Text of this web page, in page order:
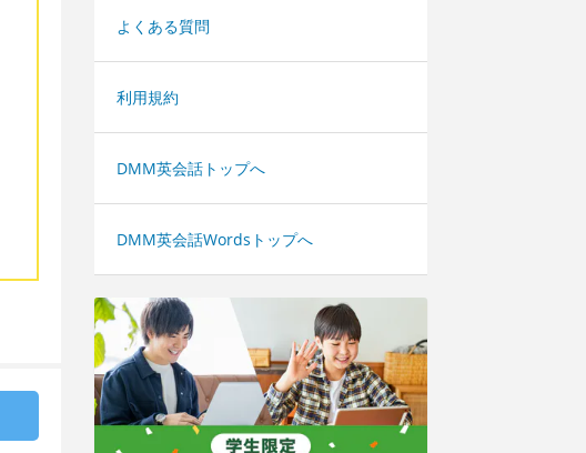
よくある質問
利用規約
DMM英会話トップへ
DMM英会話Wordsトップへ